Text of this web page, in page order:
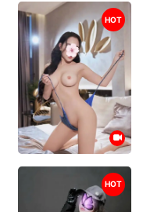
HOT
HOT